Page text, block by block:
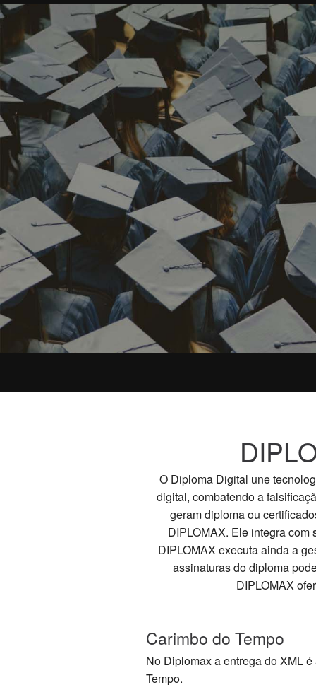
O Diploma Digital une
digital, combatendo a
geram diploma ou
DIPLOMAX. Ele integra
DIPLOMAX executa ainda a
assinaturas do diploma
DIPLOMAX
Carimbo do Tempo
No Diplomax a entrega do XML
Tempo.